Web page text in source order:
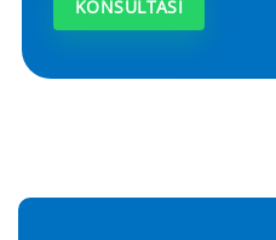
KONSULTASI